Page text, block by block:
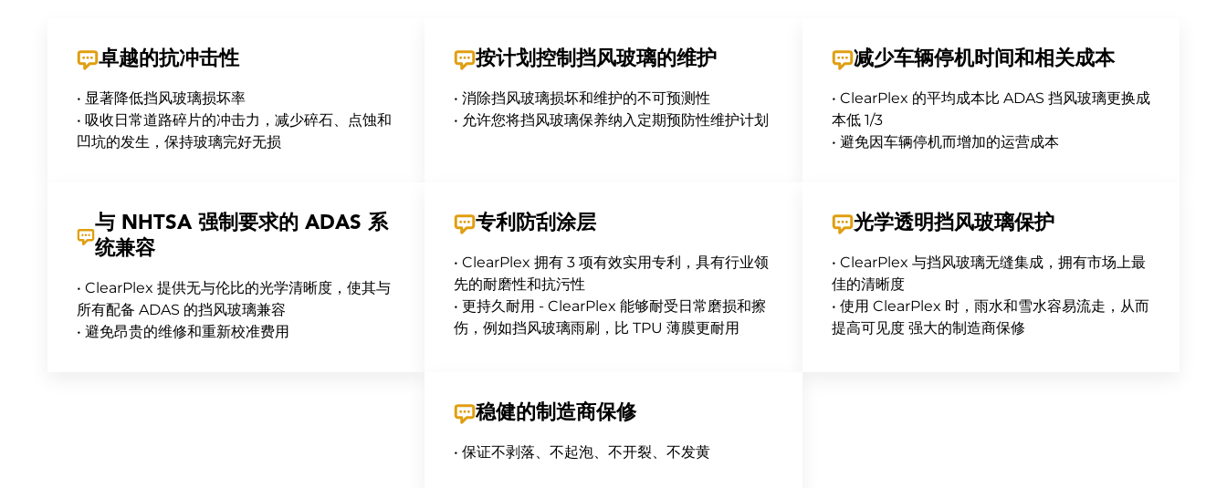
卓越的抗冲击性
• 显著降低挡风玻璃损坏率
• 吸收日常道路碎片的冲击力，减少碎石、点蚀和
凹坑的发生，保持玻璃完好无损
按计划控制挡风玻璃的维护
• 消除挡风玻璃损坏和维护的不可预测性
• 允许您将挡风玻璃保养纳入定期预防性维护计划
减少车辆停机时间和相关成本
• ClearPlex 的平均成本比 ADAS 挡风玻璃更换成
本低 1/3
• 避免因车辆停机而增加的运营成本
与 NHTSA 强制要求的 ADAS 系
统兼容
• ClearPlex 提供无与伦比的光学清晰度，使其与
所有配备 ADAS 的挡风玻璃兼容
• 避免昂贵的维修和重新校准费用
专利防刮涂层
• ClearPlex 拥有 3 项有效实用专利，具有行业领
先的耐磨性和抗污性
• 更持久耐用 - ClearPlex 能够耐受日常磨损和擦
伤，例如挡风玻璃雨刷，比 TPU 薄膜更耐用
光学透明挡风玻璃保护
• ClearPlex 与挡风玻璃无缝集成，拥有市场上最
佳的清晰度
• 使用 ClearPlex 时，雨水和雪水容易流走，从而
提高可见度 强大的制造商保修
稳健的制造商保修
• 保证不剥落、不起泡、不开裂、不发黄